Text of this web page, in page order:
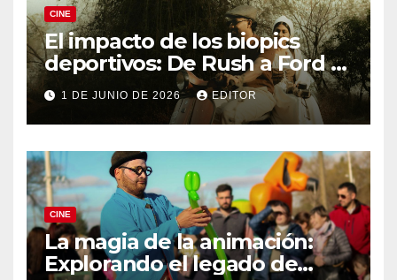
CINE
El impacto de los biopics
deportivos: De Rush a Ford v
Ferrari
1 DE JUNIO DE 2026 EDITOR
CINE
La magia de la animación:
Explorando el legado de